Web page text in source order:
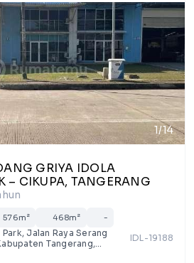
1/14
GRIYA IDOLA
– CIKUPA, TANGERANG
576m² 468m² -
Jalan Raya Serang
Tangerang,
IDL-19188